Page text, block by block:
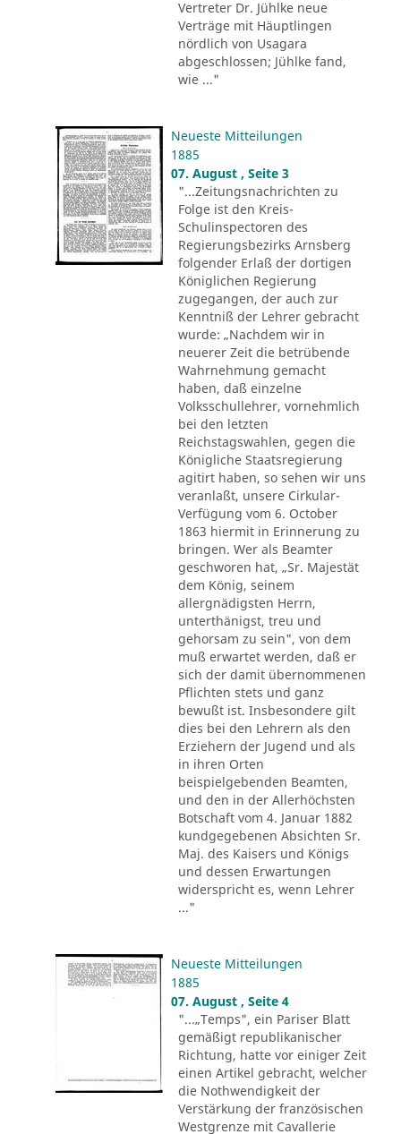
Vertreter Dr. Jühlke neue
Verträge mit Häuptlingen
nördlich von Usagara
abgeschlossen; Jühlke fand,
wie ..."
Neueste Mitteilungen
1885
07. August , Seite 3
"...Zeitungsnachrichten zu
Folge ist den Kreis-
Schulinspectoren des
Regierungsbezirks Arnsberg
folgender Erlaß der dortigen
Königlichen Regierung
zugegangen, der auch zur
Kenntniß der Lehrer gebracht
wurde: „Nachdem wir in
neuerer Zeit die betrübende
Wahrnehmung gemacht
haben, daß einzelne
Volksschullehrer, vornehmlich
bei den letzten
Reichstagswahlen, gegen die
Königliche Staatsregierung
agitirt haben, so sehen wir uns
veranlaßt, unsere Cirkular-
Verfügung vom 6. October
1863 hiermit in Erinnerung zu
bringen. Wer als Beamter
geschworen hat, „Sr. Majestät
dem König, seinem
allergnädigsten Herrn,
unterthänigst, treu und
gehorsam zu sein", von dem
muß erwartet werden, daß er
sich der damit übernommenen
Pflichten stets und ganz
bewußt ist. Insbesondere gilt
dies bei den Lehrern als den
Erziehern der Jugend und als
in ihren Orten
beispielgebenden Beamten,
und den in der Allerhöchsten
Botschaft vom 4. Januar 1882
kundgegebenen Absichten Sr.
Maj. des Kaisers und Königs
und dessen Erwartungen
widerspricht es, wenn Lehrer
..."
Neueste Mitteilungen
1885
07. August , Seite 4
"...„Temps", ein Pariser Blatt
gemäßigt republikanischer
Richtung, hatte vor einiger Zeit
einen Artikel gebracht, welcher
die Nothwendigkeit der
Verstärkung der französischen
Westgrenze mit Cavallerie